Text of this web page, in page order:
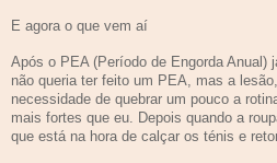
E agora o que vem aí
Após o PEA (Período de Engorda Anual)
não queria ter feito um PEA, mas a
necessidade de quebrar um pouco a
mais fortes que eu. Depois quando a
que está na hora de calçar os ténis e